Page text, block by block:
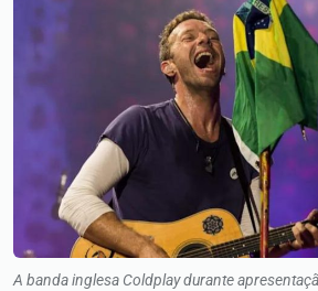
A banda inglesa Coldplay durante